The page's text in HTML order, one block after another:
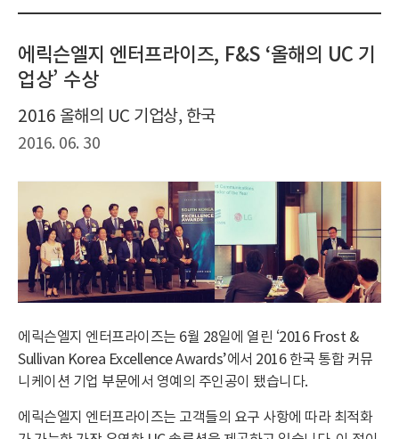
에릭슨엘지 엔터프라이즈, F&S ‘올해의 UC 기
업상’ 수상
2016 올해의 UC 기업상, 한국
2016. 06. 30
에릭슨엘지 엔터프라이즈는 6월 28일에 열린 ‘2016 Frost &
Sullivan Korea Excellence Awards’에서 2016 한국 통합 커뮤
니케이션 기업 부문에서 영예의 주인공이 됐습니다.
에릭슨엘지 엔터프라이즈는 고객들의 요구 사항에 따라 최적화